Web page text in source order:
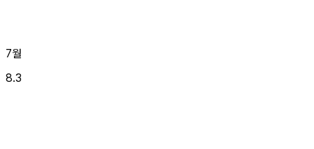
7월
8.3